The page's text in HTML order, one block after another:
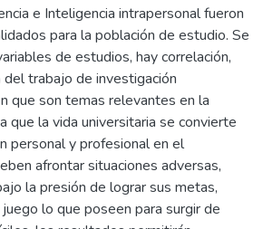
e Inteligencia intrapersonal fueron
para la población de estudio. Se
de estudios, hay correlación,
del trabajo de investigación
que son temas relevantes en la
que la vida universitaria se convierte
personal y profesional en el
afrontar situaciones adversas,
la presión de lograr sus metas,
lo que poseen para surgir de